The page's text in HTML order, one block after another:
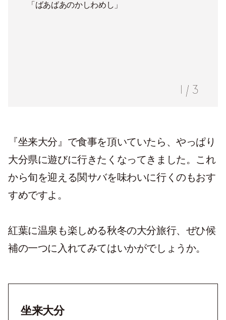
「ばあばあのかしわめし」
/ 3
『坐来大分』で食事を頂いていたら、やっぱり
大分県に遊びに行きたくなってきました。これ
から旬を迎える関サバを味わいに行くのもおす
すめですよ。
紅葉に温泉も楽しめる秋冬の大分旅行、ぜひ候
補の一つに入れてみてはいかがでしょうか。
坐来大分